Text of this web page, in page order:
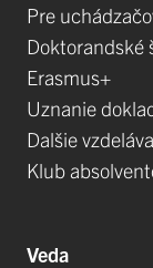
Pre
Doktorandské
Erasmus+
Uznanie
Dalšie
Klub
Veda